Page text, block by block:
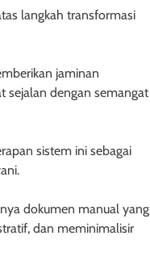
langkah transformasi
jaminan
sejalan dengan semangat
sistem ini sebagai
dokumen manual yang
dan meminimalisir